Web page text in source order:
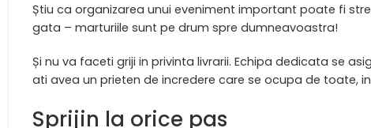
Știu ca organizarea unui eveniment important poate fi
gata – marturiile sunt pe drum spre dumneavoastra!
Și nu va faceti griji in privinta livrarii. Echipa dedicata se
ati avea un prieten de incredere care se ocupa de toate,
Sprijin la orice pas